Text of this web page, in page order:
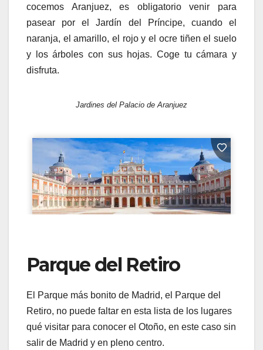
cocemos Aranjuez, es obligatorio venir para
pasear por el Jardín del Príncipe, cuando el
naranja, el amarillo, el rojo y el ocre tiñen el suelo
y los árboles con sus hojas. Coge tu cámara y
disfruta.
Jardines del Palacio de Aranjuez
Parque del Retiro
El Parque más bonito de Madrid, el Parque del
Retiro, no puede faltar en esta lista de los lugares
qué visitar para conocer el Otoño, en este caso sin
salir de Madrid y en pleno centro.